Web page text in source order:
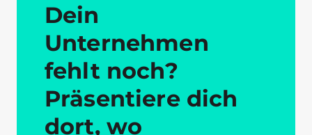
Dein
Unternehmen
fehlt noch?
Präsentiere dich
dort, wo